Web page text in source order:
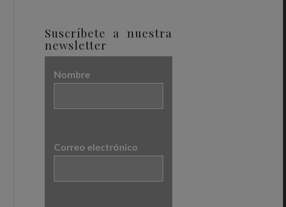
Suscríbete a nuestra
newsletter
Nombre
Correo electrónico